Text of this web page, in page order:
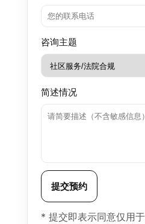
咨询主题
简述情况
提交预约
* 提交即表示同意仅用于